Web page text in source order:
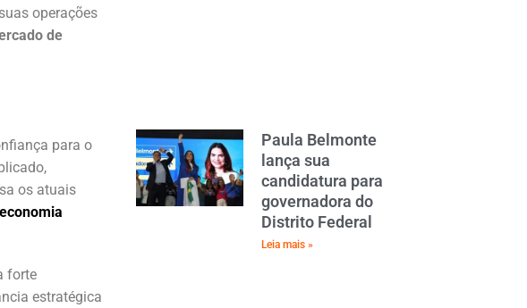
operações
de
para o
os atuais
economia
forte
estratégica
Paula Belmonte
lança sua
candidatura para
governadora do
Distrito Federal
Leia mais »